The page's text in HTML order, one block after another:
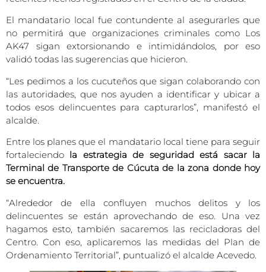
El mandatario local fue contundente al asegurarles que
no permitirá que organizaciones criminales como Los
AK47 sigan extorsionando e intimidándolos, por eso
validó todas las sugerencias que hicieron.
“Les pedimos a los cucuteños que sigan colaborando con
las autoridades, que nos ayuden a identificar y ubicar a
todos esos delincuentes para capturarlos”, manifestó el
alcalde.
Entre los planes que el mandatario local tiene para seguir
fortaleciendo la estrategia de seguridad está sacar la
Terminal de Transporte de Cúcuta de la zona donde hoy
se encuentra.
“Alrededor de ella confluyen muchos delitos y los
delincuentes se están aprovechando de eso. Una vez
hagamos esto, también sacaremos las recicladoras del
Centro. Con eso, aplicaremos las medidas del Plan de
Ordenamiento Territorial”, puntualizó el alcalde Acevedo.